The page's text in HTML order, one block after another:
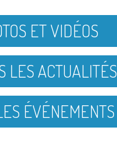
ET VIDÉOS
LES ACTUALITÉS
ÉVÉNEMENTS